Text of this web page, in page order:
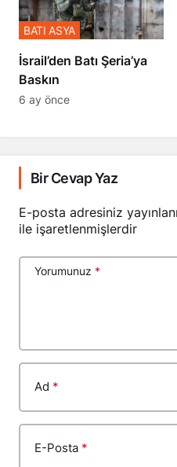
​​​​​​​İsrail’den Batı Şeria’ya
Baskın
BATI ASYA
6 ay önce
Bir Cevap Yaz
E-posta adresiniz
ile işaretlenmişlerdir
Yorumunuz *
Ad *
E-Posta *